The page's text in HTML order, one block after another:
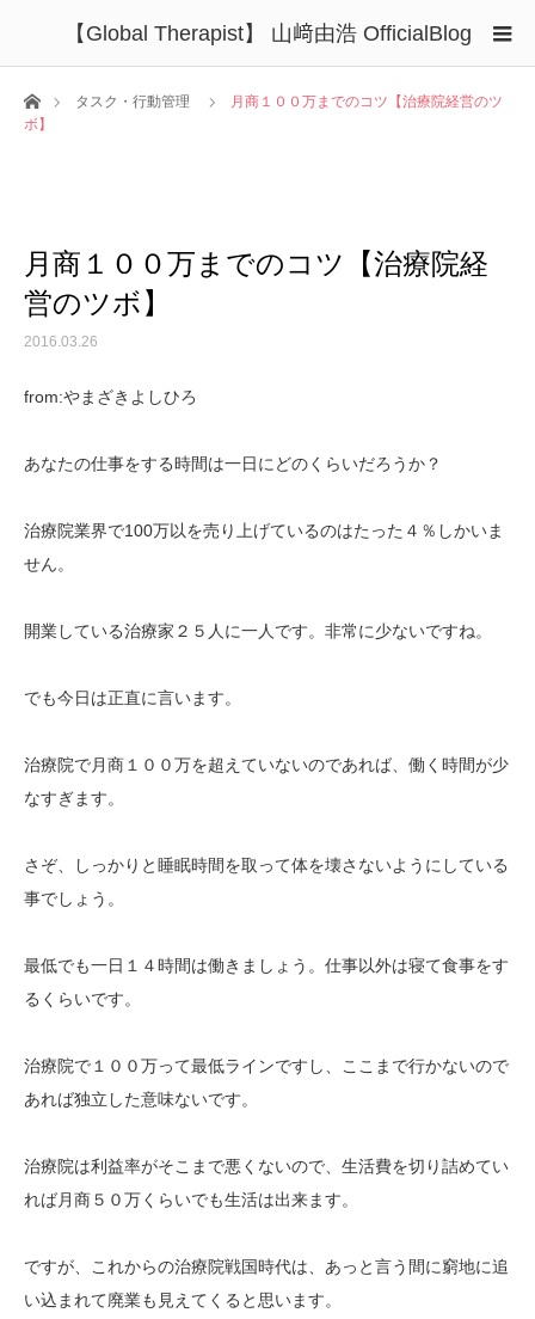
【Global Therapist】 山﨑由浩 OfficialBlog
ホームタスク・行動管理
月商１００万までのコツ【治療院経営のツ
ボ】
月商１００万までのコツ【治療院経
営のツボ】
2016.03.26
from:やまざきよしひろ
あなたの仕事をする時間は一日にどのくらいだろうか？
治療院業界で100万以を売り上げているのはたった４％しかいま
せん。
開業している治療家２５人に一人です。非常に少ないですね。
でも今日は正直に言います。
治療院で月商１００万を超えていないのであれば、働く時間が少
なすぎます。
さぞ、しっかりと睡眠時間を取って体を壊さないようにしている
事でしょう。
最低でも一日１４時間は働きましょう。仕事以外は寝て食事をす
るくらいです。
治療院で１００万って最低ラインですし、ここまで行かないので
あれば独立した意味ないです。
治療院は利益率がそこまで悪くないので、生活費を切り詰めてい
れば月商５０万くらいでも生活は出来ます。
ですが、これからの治療院戦国時代は、あっと言う間に窮地に追
い込まれて廃業も見えてくると思います。